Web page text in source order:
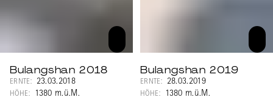
Bulangshan 2018
ERNTE: 23.03.2018
HÖHE: 1380 m.ü.M.
Bulangshan 2019
ERNTE: 28.03.2019
HÖHE: 1380 m.ü.M.